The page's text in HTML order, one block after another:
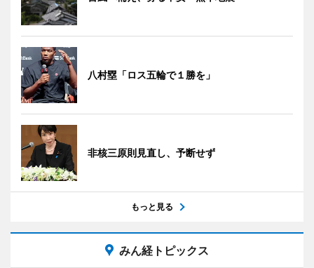
八村塁「ロス五輪で１勝を」
非核三原則見直し、予断せず
もっと見る
みん経トピックス